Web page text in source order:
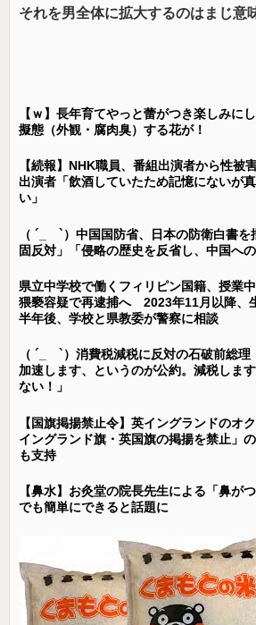
それを男全体に拡大するのはまじ意
【ｗ】長年育てやっと蕾がつき楽しみに
擬態（外観・腐肉臭）する花が！
【続報】NHK職員、番組出演者から性被
出演者「飲酒していたため記憶にないが
い」
（ ´_ゝ`）中国国防省、日本の防衛白書
固反対」「侵略の歴史を反省し、中国へ
県立中学校で働くフィリピン国籍、授業
猥褻容疑で再逮捕へ 2023年11月以降、
半年後、学校と県教委が警察に相談
（ ´_ゝ`）消費税減税に反対の石破前総
加速します、というのが公約。減税しま
ない！」
【国旗掲揚禁止令】英イングランドのオ
イングランド旗・英国旗の掲揚を禁止」
も支持
【鼻水】お灸堂の院長先生による「鼻が
でも簡単にできると話題に